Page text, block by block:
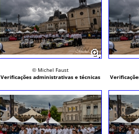
© Michel Faust
Verificações administrativas e técnicas